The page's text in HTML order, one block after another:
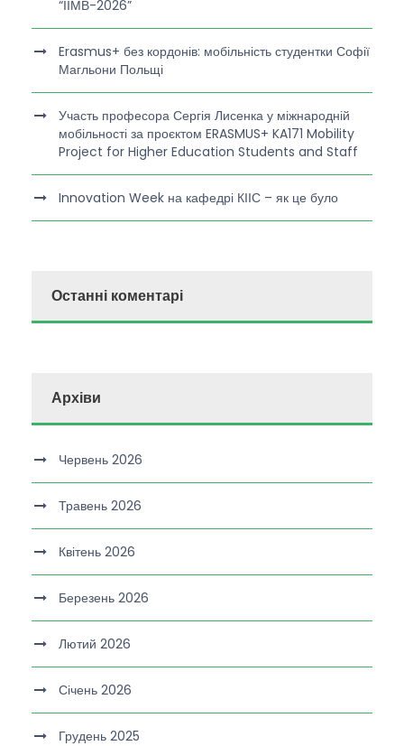
“ІІМВ-2026”
Erasmus+ без кордонів: мобільність студентки Софії
Магльони Польщі
Участь професора Сергія Лисенка у міжнародній
мобільності за проєктом ERASMUS+ KA171 Mobility
Project for Higher Education Students and Staff
Innovation Week на кафедрі КІІС – як це було
Останні коментарі
Архіви
Червень 2026
Травень 2026
Квітень 2026
Березень 2026
Лютий 2026
Січень 2026
Грудень 2025